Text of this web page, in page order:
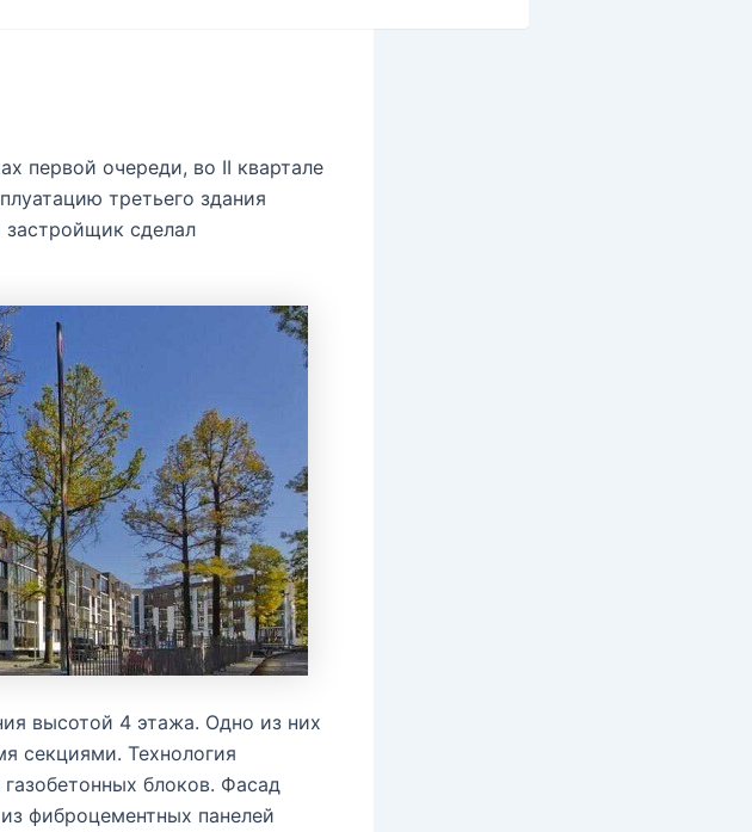
первой очереди, во II квартале
третьего здания
застройщик сделал
высотой 4 этажа. Одно из них
секциями. Технология
блоков. Фасад
фиброцементных панелей